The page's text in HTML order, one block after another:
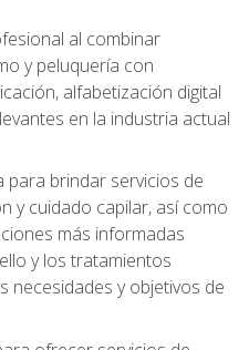
al combinar
y peluquería con
alfabetización digital
en la industria actual
brindar servicios de
y cuidado capilar, así como
más informadas
y los tratamientos
necesidades y objetivos de